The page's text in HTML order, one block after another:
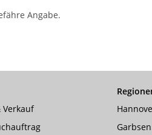
Angabe.
Verkauf
Garbsen